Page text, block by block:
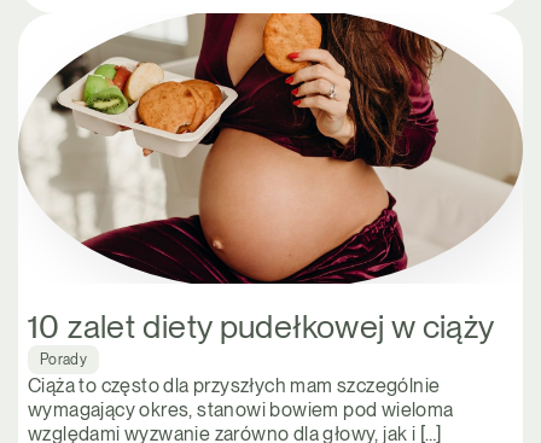
10 zalet diety pudełkowej w ciąży
Porady
Ciąża to często dla przyszłych mam szczególnie
wymagający okres, stanowi bowiem pod wieloma
względami wyzwanie zarówno dla głowy, jak i […]